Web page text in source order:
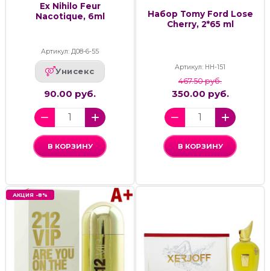
Ex Nihilo Feur
Nacotique, 6ml
Артикул: Д08-6-55
Унисекс
90.00 руб.
В КОРЗИНУ
Набор Tomy Ford Lose
Cherry, 2*65 ml
Артикул: НН-151
467.50 руб.
350.00 руб.
В КОРЗИНУ
АКЦИЯ -8%